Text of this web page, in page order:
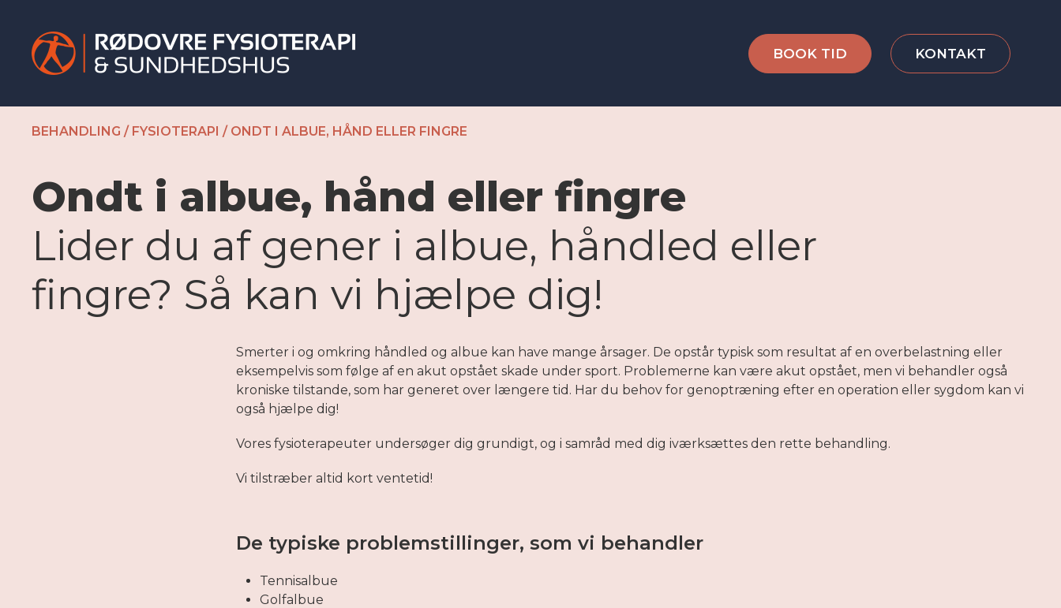
BOOK TID KONTAKT
BEHANDLING / FYSIOTERAPI / ONDT I ALBUE, HÅND ELLER FINGRE
Ondt i albue, hånd eller fingre
Lider du af gener i albue, håndled eller
fingre? Så kan vi hjælpe dig!
Smerter i og omkring håndled og albue kan have mange årsager. De opstår typisk som resultat af en overbelastning eller
eksempelvis som følge af en akut opstået skade under sport. Problemerne kan være akut opstået, men vi behandler også
kroniske tilstande, som har generet over længere tid. Har du behov for genoptræning efter en operation eller sygdom kan vi
også hjælpe dig!
Vores fysioterapeuter undersøger dig grundigt, og i samråd med dig iværksættes den rette behandling.
Vi tilstræber altid kort ventetid!
De typiske problemstillinger, som vi behandler
Tennisalbue
Golfalbue